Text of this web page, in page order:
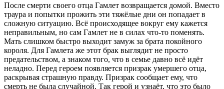
После смерти своего отца Гамлет возвращается домой. Вместо
траура и попытки прожить эти тяжёлые дни он попадает в
сложную ситуацию. Всё происходящее вокруг ему кажется
неправильным, но сам Гамлет не в силах что-то поменять.
Мать слишком быстро выходит замуж за брата покойного
короля. Для Гамлета же этот брак выглядит не просто
предательством, а знаком того, что в семье давно всё идёт
неладно. Перед героем появляется призрак умершего отца,
раскрывая страшную правду. Призрак сообщает ему, что
смерть не была случайной. Так герой и узнаёт, что это было